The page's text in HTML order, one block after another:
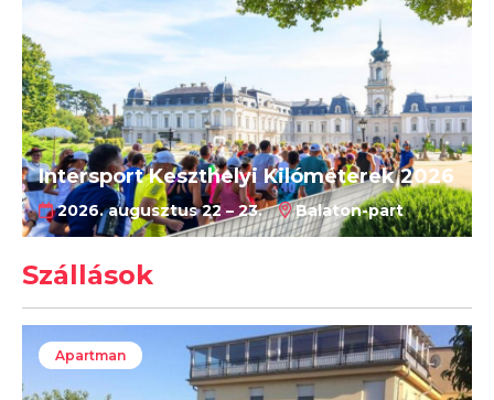
Intersport Keszthelyi Kilóméterek 2026
2026. augusztus 22 – 23. Balaton-part
Szállások
Apartman